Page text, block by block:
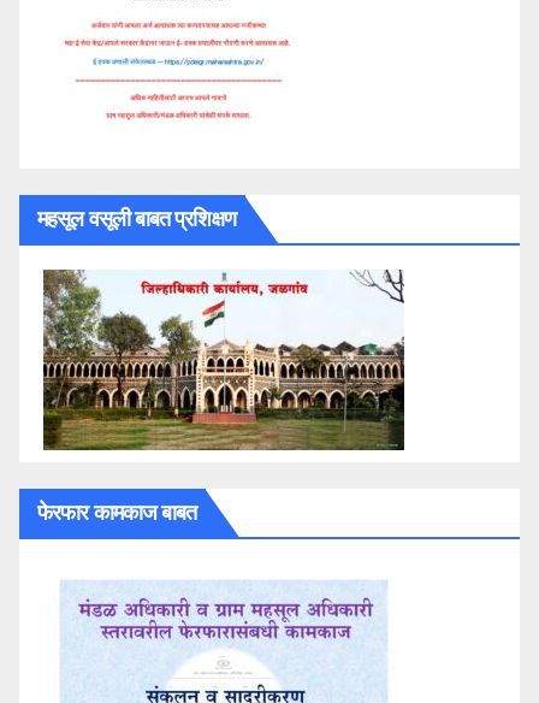
महसूल वसूली बाबत प्रशिक्षण
फेरफार कामकाज बाबत